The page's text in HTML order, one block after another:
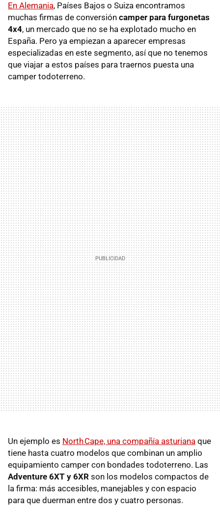
En Alemania, Países Bajos o Suiza encontramos
muchas firmas de conversión camper para furgonetas
4x4, un mercado que no se ha explotado mucho en
España. Pero ya empiezan a aparecer empresas
especializadas en este segmento, así que no tenemos
que viajar a estos países para traernos puesta una
camper todoterreno.
Un ejemplo es North Cape, una compañía asturiana que
tiene hasta cuatro modelos que combinan un amplio
equipamiento camper con bondades todoterreno. Las
Adventure 6XT y 6XR son los modelos compactos de
la firma: más accesibles, manejables y con espacio
para que duerman entre dos y cuatro personas.